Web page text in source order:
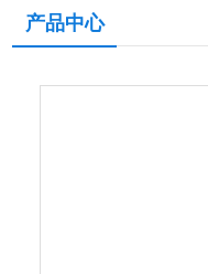
产品中心